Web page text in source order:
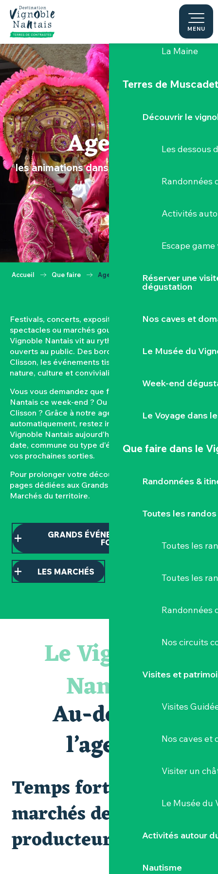
Aller
contenu
principal
MENU
Le "Porte-
La Maine
Terres de Muscadet
Découvrir le
Les dessous
Randonnées
Activités
Escape
Réserver une
dégustation
Nos caves et
Le Musée du
Week-end
Le Voyage dans
Que faire dans le
Randonnées &
Toutes les randos
Toutes les
Toutes les
Randonnées
Nos circuits
Visites et
Visites
Nos caves et
Visiter un
Le Musée du
Activités autour
Nautisme
Agenda
les animations dans le Vignoble Nantais
Accueil Que faire Agenda
Festivals, concerts, expositions, vendanges,
spectacles ou marchés gourmands… Toute l’année, le
Vignoble Nantais vit au rythme de ses rendez-vous
ouverts au public. Des bords de Loire aux coteaux de
Clisson, les événements tissent un lien fort entre
nature, culture et convivialité.
Vous vous demandez que faire dans le Vignoble
Nantais ce week-end ? Ou quel est l’agenda de
Clisson ? Grâce à notre agenda mis à jour
automatiquement, restez informés des sorties dans le
Vignoble Nantais aujourd’hui et à venir. Filtrez par
date, commune ou type d’événement pour composer
vos prochaines sorties.
Pour prolonger votre découverte, consultez nos
pages dédiées aux Grands événements et aux
Marchés du territoire.
GRANDS ÉVÉNEMENTS ET TEMPS
FORTS
LES MARCHÉS
« D'ici-là » - Danse et théâtre par la Compagnie Jusqu'à
« Veduta, les palais oubliés d'Italie » Thomas Jorion
Le bleu dans tous ses états
Visites guidées expo « Veduta, les palais oubliés d'Italie »
Les Dimanches au port, 6e édition
Visite guidée « Au cœur de la forteresse »
Peintures - « La vie rêvée des oiseaux » de Claire Launay
Escape game au Musée du Vignoble Nantais
Le Vignoble
Nantais
Au-delà de
l’agenda
Temps forts et
marchés de
producteurs